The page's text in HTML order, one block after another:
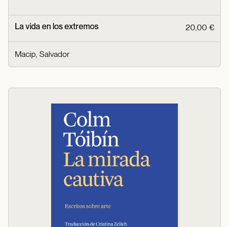
La vida en los extremos 20,00 €
Macip, Salvador